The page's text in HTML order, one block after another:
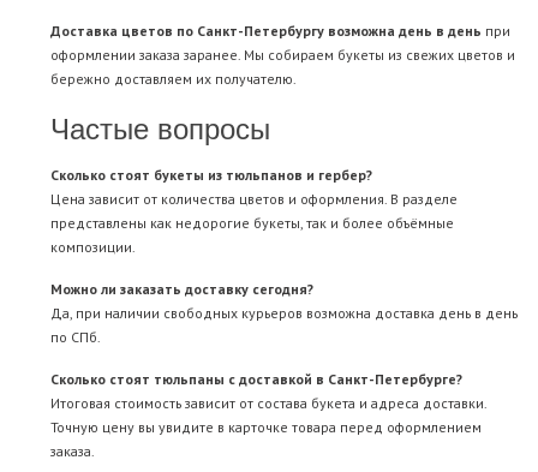
Доставка цветов по Санкт-Петербургу возможна день в день при
оформлении заказа заранее. Мы собираем букеты из свежих цветов и
бережно доставляем их получателю.
Частые вопросы
Сколько стоят букеты из тюльпанов и гербер?
Цена зависит от количества цветов и оформления. В разделе
представлены как недорогие букеты, так и более объёмные
композиции.
Можно ли заказать доставку сегодня?
Да, при наличии свободных курьеров возможна доставка день в день
по СПб.
Сколько стоят тюльпаны с доставкой в Санкт-Петербурге?
Итоговая стоимость зависит от состава букета и адреса доставки.
Точную цену вы увидите в карточке товара перед оформлением
заказа.